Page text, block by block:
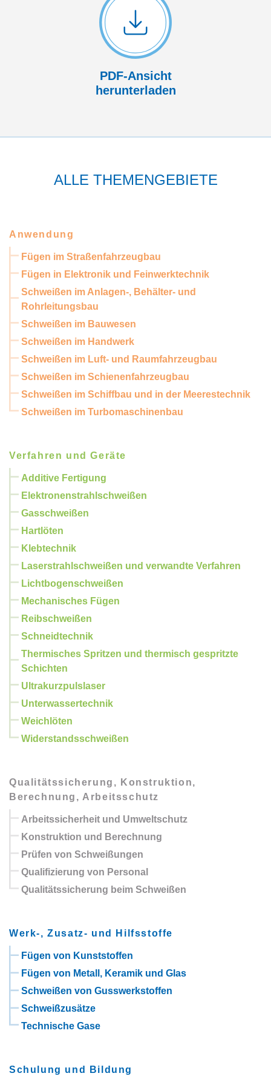
PDF-Ansicht
herunterladen
ALLE THEMENGEBIETE
Anwendung
Fügen im Straßenfahrzeugbau
Fügen in Elektronik und Feinwerktechnik
Schweißen im Anlagen-, Behälter- und
Rohrleitungsbau
Schweißen im Bauwesen
Schweißen im Handwerk
Schweißen im Luft- und Raumfahrzeugbau
Schweißen im Schienenfahrzeugbau
Schweißen im Schiffbau und in der Meerestechnik
Schweißen im Turbomaschinenbau
Verfahren und Geräte
Additive Fertigung
Elektronenstrahlschweißen
Gasschweißen
Hartlöten
Klebtechnik
Laserstrahlschweißen und verwandte Verfahren
Lichtbogenschweißen
Mechanisches Fügen
Reibschweißen
Schneidtechnik
Thermisches Spritzen und thermisch gespritzte
Schichten
Ultrakurzpulslaser
Unterwassertechnik
Weichlöten
Widerstandsschweißen
Qualitätssicherung, Konstruktion,
Berechnung, Arbeitsschutz
Arbeitssicherheit und Umweltschutz
Konstruktion und Berechnung
Prüfen von Schweißungen
Qualifizierung von Personal
Qualitätssicherung beim Schweißen
Werk-, Zusatz- und Hilfsstoffe
Fügen von Kunststoffen
Fügen von Metall, Keramik und Glas
Schweißen von Gusswerkstoffen
Schweißzusätze
Technische Gase
Schulung und Bildung